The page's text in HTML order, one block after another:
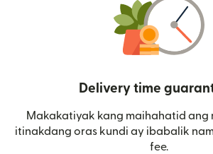
Delivery time
Makakatiyak kang maihahatid ang
itinakdang oras kundi ay ibabalik
fee.